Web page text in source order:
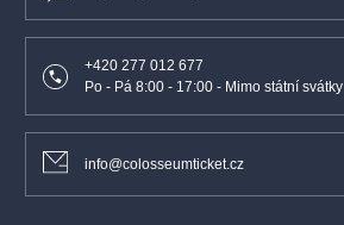
Tereza Válková – umělecký vedoucí
Tomáš Netopil– dirigent
+420 277 012 677
Po - Pá 8:00 - 17:00 - Mimo státní svátky
info@colosseumticket.cz